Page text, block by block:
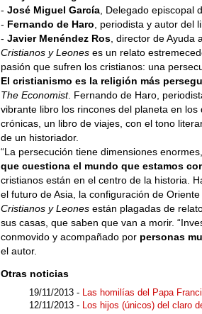
- José Miguel García , Delegado episcopal
- Fernando de Haro , periodista y autor del
- Javier Menéndez Ros , director de
Cristianos y Leones es un relato
pasión que sufren los cristianos: una
El cristianismo es la religión más
The Economist. Fernando de Haro,
vibrante libro los rincones del planeta en
crónicas, un libro de viajes, con el tono
de un historiador.
“La persecución tiene dimensiones
que cuestiona el mundo que estamos
cristianos están en el centro de la historia.
el futuro de Asia, la configuración de
Cristianos y Leones están plagadas de
sus casas, que saben que van a morir.
conmovido y acompañado por personas
el autor.
Otras noticias
19/11/2013 - Las homilías del Papa
12/11/2013 - Los hijos (únicos) del claro